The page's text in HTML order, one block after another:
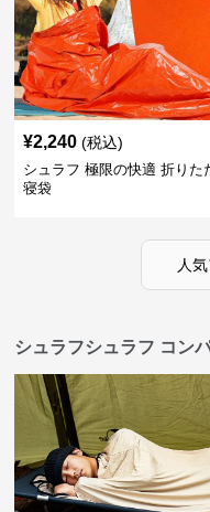
¥2,240 (税込)
シュラフ 極限の快適 折りた
寝袋
人
シュラフシュラフ コン